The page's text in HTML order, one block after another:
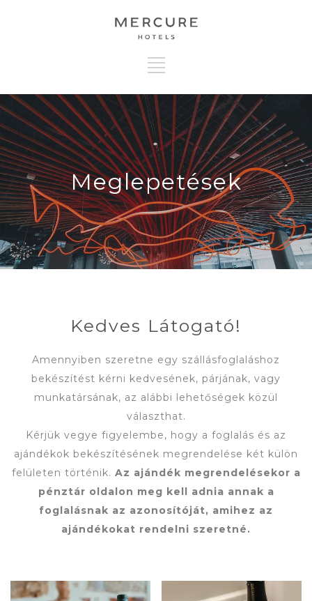
Meglepetések
Kedves Látogató!
Amennyiben szeretne egy szállásfoglaláshoz
bekészítést kérni kedvesének, párjának, vagy
munkatársának, az alábbi lehetőségek közül
választhat.
Kérjük vegye figyelembe, hogy a foglalás és az
ajándékok bekészítésének megrendelése két külön
felületen történik. Az ajándék megrendelésekor a
pénztár oldalon meg kell adnia annak a
foglalásnak az azonosítóját, amihez az
ajándékokat rendelni szeretné.